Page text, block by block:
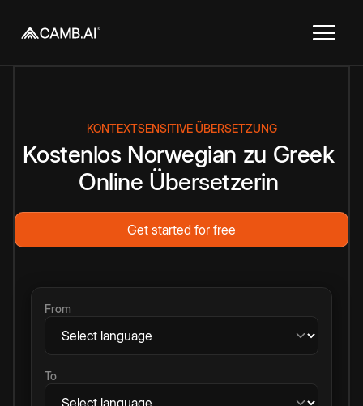
KONTEXTSENSITIVE ÜBERSETZUNG
Kostenlos Norwegian zu Greek
Online Übersetzerin
Get started for free
From
To